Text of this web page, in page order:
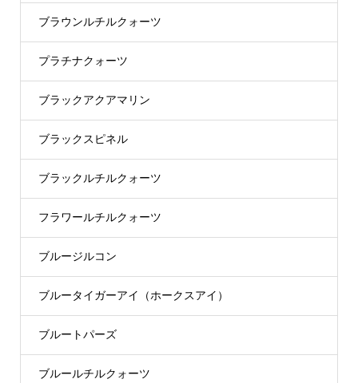
ブラウンルチルクォーツ
プラチナクォーツ
ブラックアクアマリン
ブラックスピネル
ブラックルチルクォーツ
フラワールチルクォーツ
ブルージルコン
ブルータイガーアイ（ホークスアイ）
ブルートパーズ
ブルールチルクォーツ